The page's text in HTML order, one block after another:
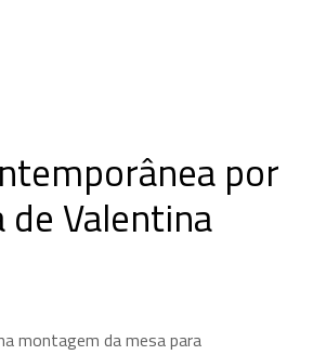
por
de Valentina
montagem da mesa para